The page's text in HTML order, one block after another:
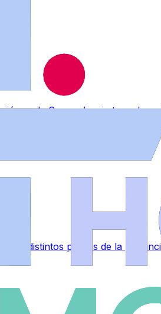
en la Comandancia tras el
en distintos puntos de la